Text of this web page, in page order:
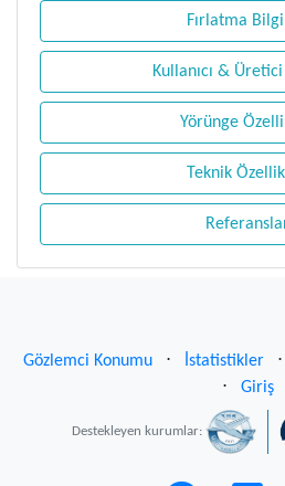
Fırlatma
Kullanıcı &
Yörünge
Teknik
Gözlemci Konumu ⋅ İstatistikler ⋅
⋅
Giriş
Destekleyen kurumlar: